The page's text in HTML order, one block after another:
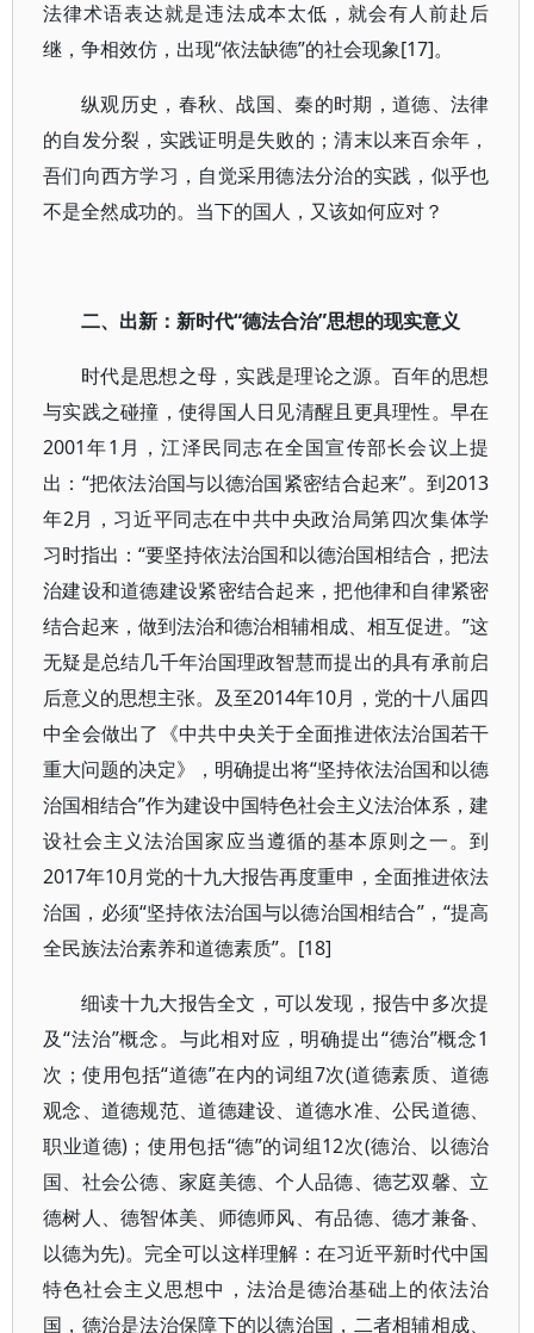
法律术语表达就是违法成本太低，就会有人前赴后
继，争相效仿，出现“依法缺德”的社会现象[17]。
纵观历史，春秋、战国、秦的时期，道德、法律
的自发分裂，实践证明是失败的；清末以来百余年，
吾们向西方学习，自觉采用德法分治的实践，似乎也
不是全然成功的。当下的国人，又该如何应对？
二、出新：新时代“德法合治”思想的现实意义
时代是思想之母，实践是理论之源。百年的思想
与实践之碰撞，使得国人日见清醒且更具理性。早在
2001年1月，江泽民同志在全国宣传部长会议上提
出：“把依法治国与以德治国紧密结合起来”。到2013
年2月，习近平同志在中共中央政治局第四次集体学
习时指出：“要坚持依法治国和以德治国相结合，把法
治建设和道德建设紧密结合起来，把他律和自律紧密
结合起来，做到法治和德治相辅相成、相互促进。”这
无疑是总结几千年治国理政智慧而提出的具有承前启
后意义的思想主张。及至2014年10月，党的十八届四
中全会做出了《中共中央关于全面推进依法治国若干
重大问题的决定》，明确提出将“坚持依法治国和以德
治国相结合”作为建设中国特色社会主义法治体系，建
设社会主义法治国家应当遵循的基本原则之一。到
2017年10月党的十九大报告再度重申，全面推进依法
治国，必须“坚持依法治国与以德治国相结合”，“提高
全民族法治素养和道德素质”。[18]
细读十九大报告全文，可以发现，报告中多次提
及“法治”概念。与此相对应，明确提出“德治”概念1
次；使用包括“道德”在内的词组7次(道德素质、道德
观念、道德规范、道德建设、道德水准、公民道德、
职业道德)；使用包括“德”的词组12次(德治、以德治
国、社会公德、家庭美德、个人品德、德艺双馨、立
德树人、德智体美、师德师风、有品德、德才兼备、
以德为先)。完全可以这样理解：在习近平新时代中国
特色社会主义思想中，法治是德治基础上的依法治
国，德治是法治保障下的以德治国，二者相辅相成、